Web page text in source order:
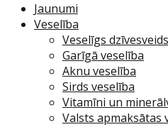
Jaunumi
Veselība
Veselīgs dzīvesveids
Garīgā veselība
Aknu veselība
Sirds veselība
Vitamīni un
Valsts apmaksātas